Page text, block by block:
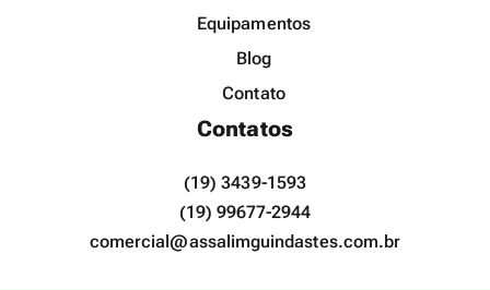
Equipamentos
Blog
Contato
Contatos
(19) 3439-1593
(19) 99677-2944
comercial@assalimguindastes.com.br